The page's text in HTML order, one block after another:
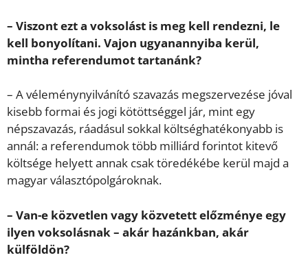
– Viszont ezt a voksolást is meg kell rendezni, le
kell bonyolítani. Vajon ugyanannyiba kerül,
mintha referendumot tartanánk?
– A véleménynyilvánító szavazás megszervezése jóval
kisebb formai és jogi kötöttséggel jár, mint egy
népszavazás, ráadásul sokkal költséghatékonyabb is
annál: a referendumok több milliárd forintot kitevő
költsége helyett annak csak töredékébe kerül majd a
magyar választópolgároknak.
– Van-e közvetlen vagy közvetett előzménye egy
ilyen voksolásnak – akár hazánkban, akár
külföldön?